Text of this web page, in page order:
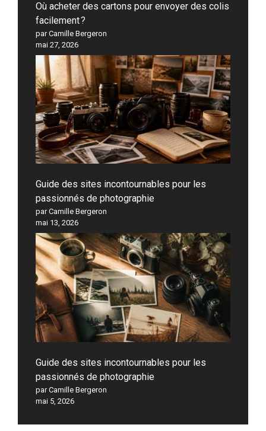
Où acheter des cartons pour envoyer des colis
facilement ?
par Camille Bergeron
mai 27, 2026
Guide des sites incontournables pour les
passionnés de photographie
par Camille Bergeron
mai 13, 2026
Guide des sites incontournables pour les
passionnés de photographie
par Camille Bergeron
mai 5, 2026